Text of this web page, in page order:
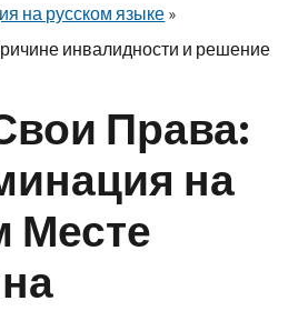
на русском языке
инвалидности и решение
Права:
на
Месте